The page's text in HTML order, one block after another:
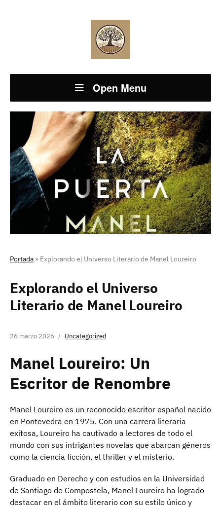
Open Menu
Portada » Explorando el Universo Literario de Manel Loureiro
Explorando el Universo
Literario de Manel Loureiro
26 marzo 2026 Uncategorized
Manel Loureiro: Un
Escritor de Renombre
Manel Loureiro es un reconocido escritor español nacido
en Pontevedra en 1975. Con una carrera literaria
exitosa, Loureiro ha cautivado a lectores de todo el
mundo con sus intrigantes novelas que abarcan géneros
como la ciencia ficción, el thriller y el misterio.
Graduado en Derecho y con estudios en la Universidad
de Santiago de Compostela, Manel Loureiro ha logrado
destacar en el ámbito literario con su estilo único y